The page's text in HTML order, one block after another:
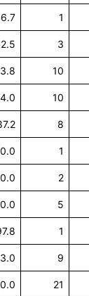
1
3
10
10
8
1
2
0.0 5
1
9
0.0 21